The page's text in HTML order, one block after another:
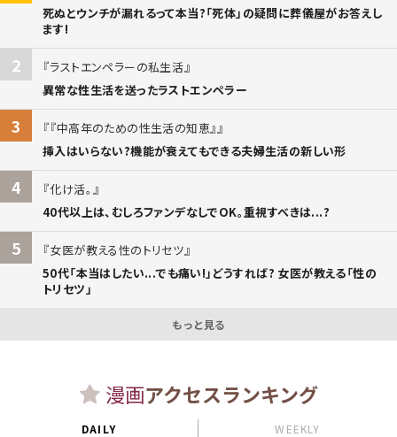
死ぬとウンチが漏れるって本当?「死体」の疑問に葬儀屋がお答えし
ます!
2
ラストエンペラーの私生活
異常な性生活を送ったラストエンペラー
3
『中高年のための性生活の知恵』
挿入はいらない?機能が衰えてもできる夫婦生活の新しい形
4
化け活。
40代以上は、むしろファンデなしでOK。重視すべきは...?
5
女医が教える性のトリセツ
50代「本当はしたい...でも痛い!」どうすれば? 女医が教える「性の
トリセツ」
もっと見る
漫画アクセスランキング
DAILY WEEKLY